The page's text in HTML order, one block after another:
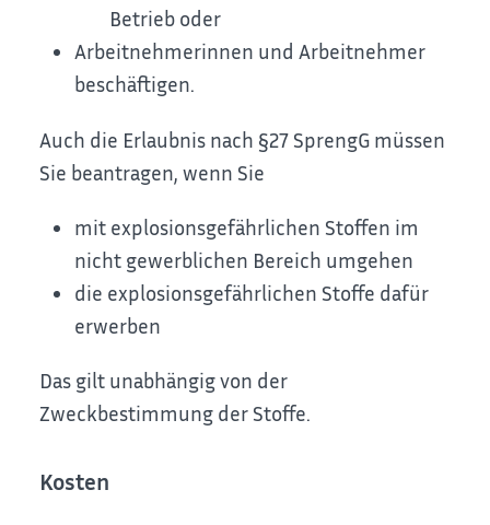
Betrieb oder
Arbeitnehmerinnen und Arbeitnehmer
beschäftigen.
Auch die Erlaubnis nach §27 SprengG müssen
Sie beantragen, wenn Sie
mit explosionsgefährlichen Stoffen im
nicht gewerblichen Bereich umgehen
die explosionsgefährlichen Stoffe dafür
erwerben
Das gilt unabhängig von der
Zweckbestimmung der Stoffe.
Kosten